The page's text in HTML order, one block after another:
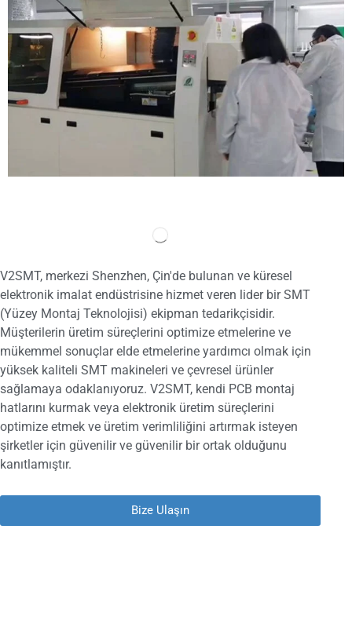
V2SMT, merkezi Shenzhen, Çin'de bulunan ve küresel
elektronik imalat endüstrisine hizmet veren lider bir SMT
(Yüzey Montaj Teknolojisi) ekipman tedarikçisidir.
Müşterilerin üretim süreçlerini optimize etmelerine ve
mükemmel sonuçlar elde etmelerine yardımcı olmak için
yüksek kaliteli SMT makineleri ve çevresel ürünler
sağlamaya odaklanıyoruz. V2SMT, kendi PCB montaj
hatlarını kurmak veya elektronik üretim süreçlerini
optimize etmek ve üretim verimliliğini artırmak isteyen
şirketler için güvenilir ve güvenilir bir ortak olduğunu
kanıtlamıştır.
Bize Ulaşın